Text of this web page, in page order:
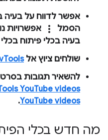
אפשר לדווח על בעיה
הסמל
more_vert אפשרויות
בעיה בכלי פיתוח
שולחים ציוץ אל
להשאיר תגובות
YouTube videos
YouTube videos
.
מה חדש בכלי